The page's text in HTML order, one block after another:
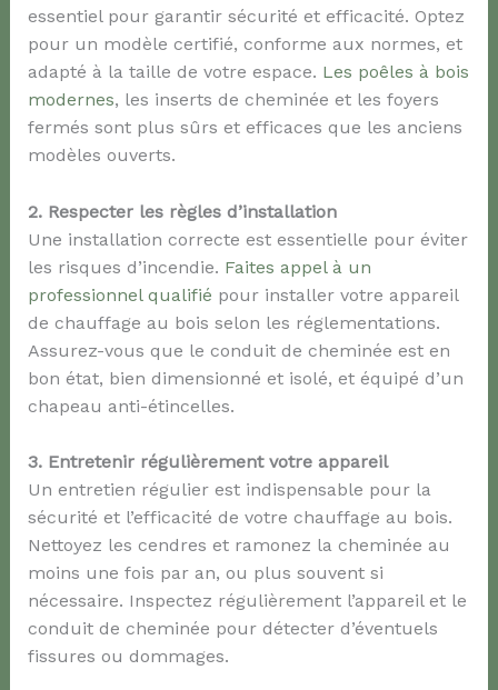
essentiel pour garantir sécurité et efficacité. Optez
pour un modèle certifié, conforme aux normes, et
adapté à la taille de votre espace. Les poêles à bois
modernes, les inserts de cheminée et les foyers
fermés sont plus sûrs et efficaces que les anciens
modèles ouverts.
2. Respecter les règles d’installation
Une installation correcte est essentielle pour éviter
les risques d’incendie. Faites appel à un
professionnel qualifié pour installer votre appareil
de chauffage au bois selon les réglementations.
Assurez-vous que le conduit de cheminée est en
bon état, bien dimensionné et isolé, et équipé d’un
chapeau anti-étincelles.
3. Entretenir régulièrement votre appareil
Un entretien régulier est indispensable pour la
sécurité et l’efficacité de votre chauffage au bois.
Nettoyez les cendres et ramonez la cheminée au
moins une fois par an, ou plus souvent si
nécessaire. Inspectez régulièrement l’appareil et le
conduit de cheminée pour détecter d’éventuels
fissures ou dommages.